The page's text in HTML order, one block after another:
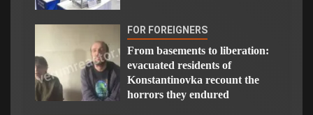
FOR FOREIGNERS
From basements to liberation:
evacuated residents of
Konstantinovka recount the
horrors they endured